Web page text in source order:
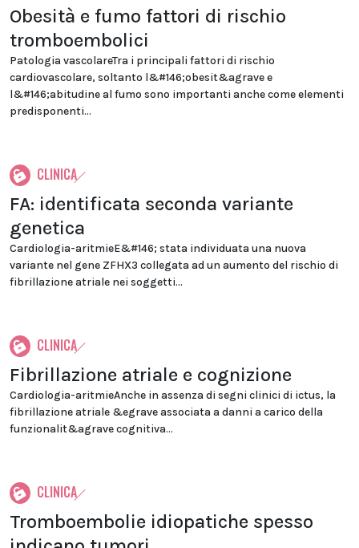
Obesità e fumo fattori di rischio
tromboembolici
Patologia vascolareTra i principali fattori di rischio
cardiovascolare, soltanto l&#146;obesit&agrave e
l&#146;abitudine al fumo sono importanti anche come elementi
predisponenti...
CLINICA
FA: identificata seconda variante
genetica
Cardiologia-aritmieE&#146; stata individuata una nuova
variante nel gene ZFHX3 collegata ad un aumento del rischio di
fibrillazione atriale nei soggetti...
CLINICA
Fibrillazione atriale e cognizione
Cardiologia-aritmieAnche in assenza di segni clinici di ictus, la
fibrillazione atriale &egrave associata a danni a carico della
funzionalit&agrave cognitiva...
CLINICA
Tromboembolie idiopatiche spesso